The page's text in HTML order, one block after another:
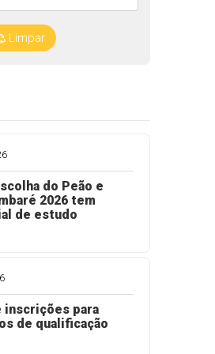
Limpar
do Peão e
2026 tem
de estudo
inscrições para
de qualificação